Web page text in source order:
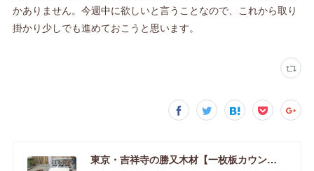
かありません。今週中に欲しいと言うことなので、これから取り
掛かり少しでも進めておこうと思います。
東京・吉祥寺の勝又木材【一枚板カウンター】